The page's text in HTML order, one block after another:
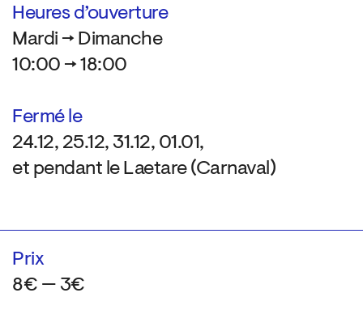
Heures d’ouverture
Mardi → Dimanche
10:00 → 18:00
Fermé le
24.12, 25.12, 31.12, 01.01,
et pendant le Laetare (Carnaval)
Prix
8€ — 3€